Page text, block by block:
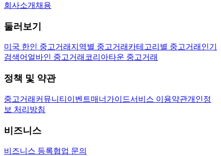
회사소개 채용
둘러보기
미국 한인 중고거래 지역별 중고거래 카테고리별 중고거래 인기
검색어 얼바인 중고거래 코리아타운 중고거래
정책 및 약관
중고거래 커뮤니티 이벤트매너가이드서비스 이용약관개인정
보 처리방침
비즈니스
비즈니스 등록협업 문의